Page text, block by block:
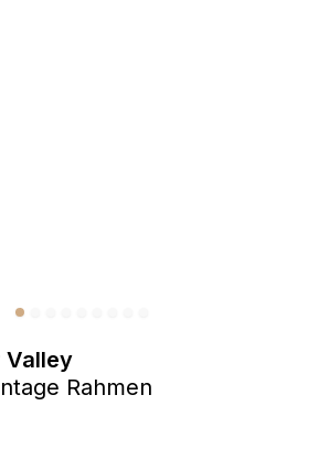
Valley
Rahmen
werden verwendet, um Benutzer über
verfolgen. Das Ziel ist es, Anzeigen
einzelnen Benutzer relevant und